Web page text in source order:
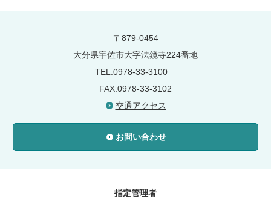
〒879-0454
大分県宇佐市大字法鏡寺224番地
TEL.0978-33-3100
FAX.0978-33-3102
交通アクセス
お問い合わせ
指定管理者